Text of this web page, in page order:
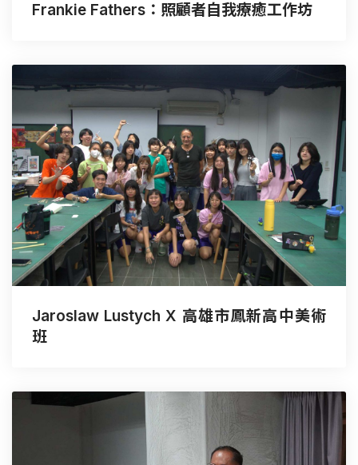
Frankie Fathers：照顧者自我療癒工作坊
Jaroslaw Lustych X 高雄市鳳新高中美術
班